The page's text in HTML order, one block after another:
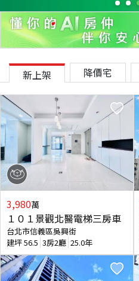
新上架 降價宅
3,980萬
１０１景觀北醫電梯三房車
台北市信義區吳興街
建坪56.5 3房2廳 25.0年